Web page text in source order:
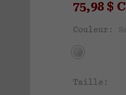
Sale
75,98 $
Couleur:
Taille: